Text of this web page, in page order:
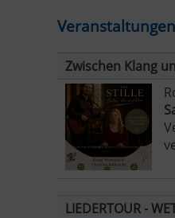
Zwischen Klang
LIEDERTOUR -